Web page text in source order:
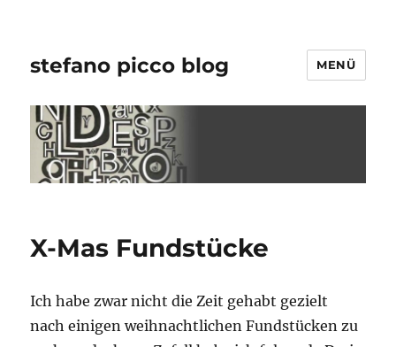
stefano picco blog MENÜ
X-Mas Fundstücke
Ich habe zwar nicht die Zeit gehabt gezielt
nach einigen weihnachtlichen Fundstücken zu